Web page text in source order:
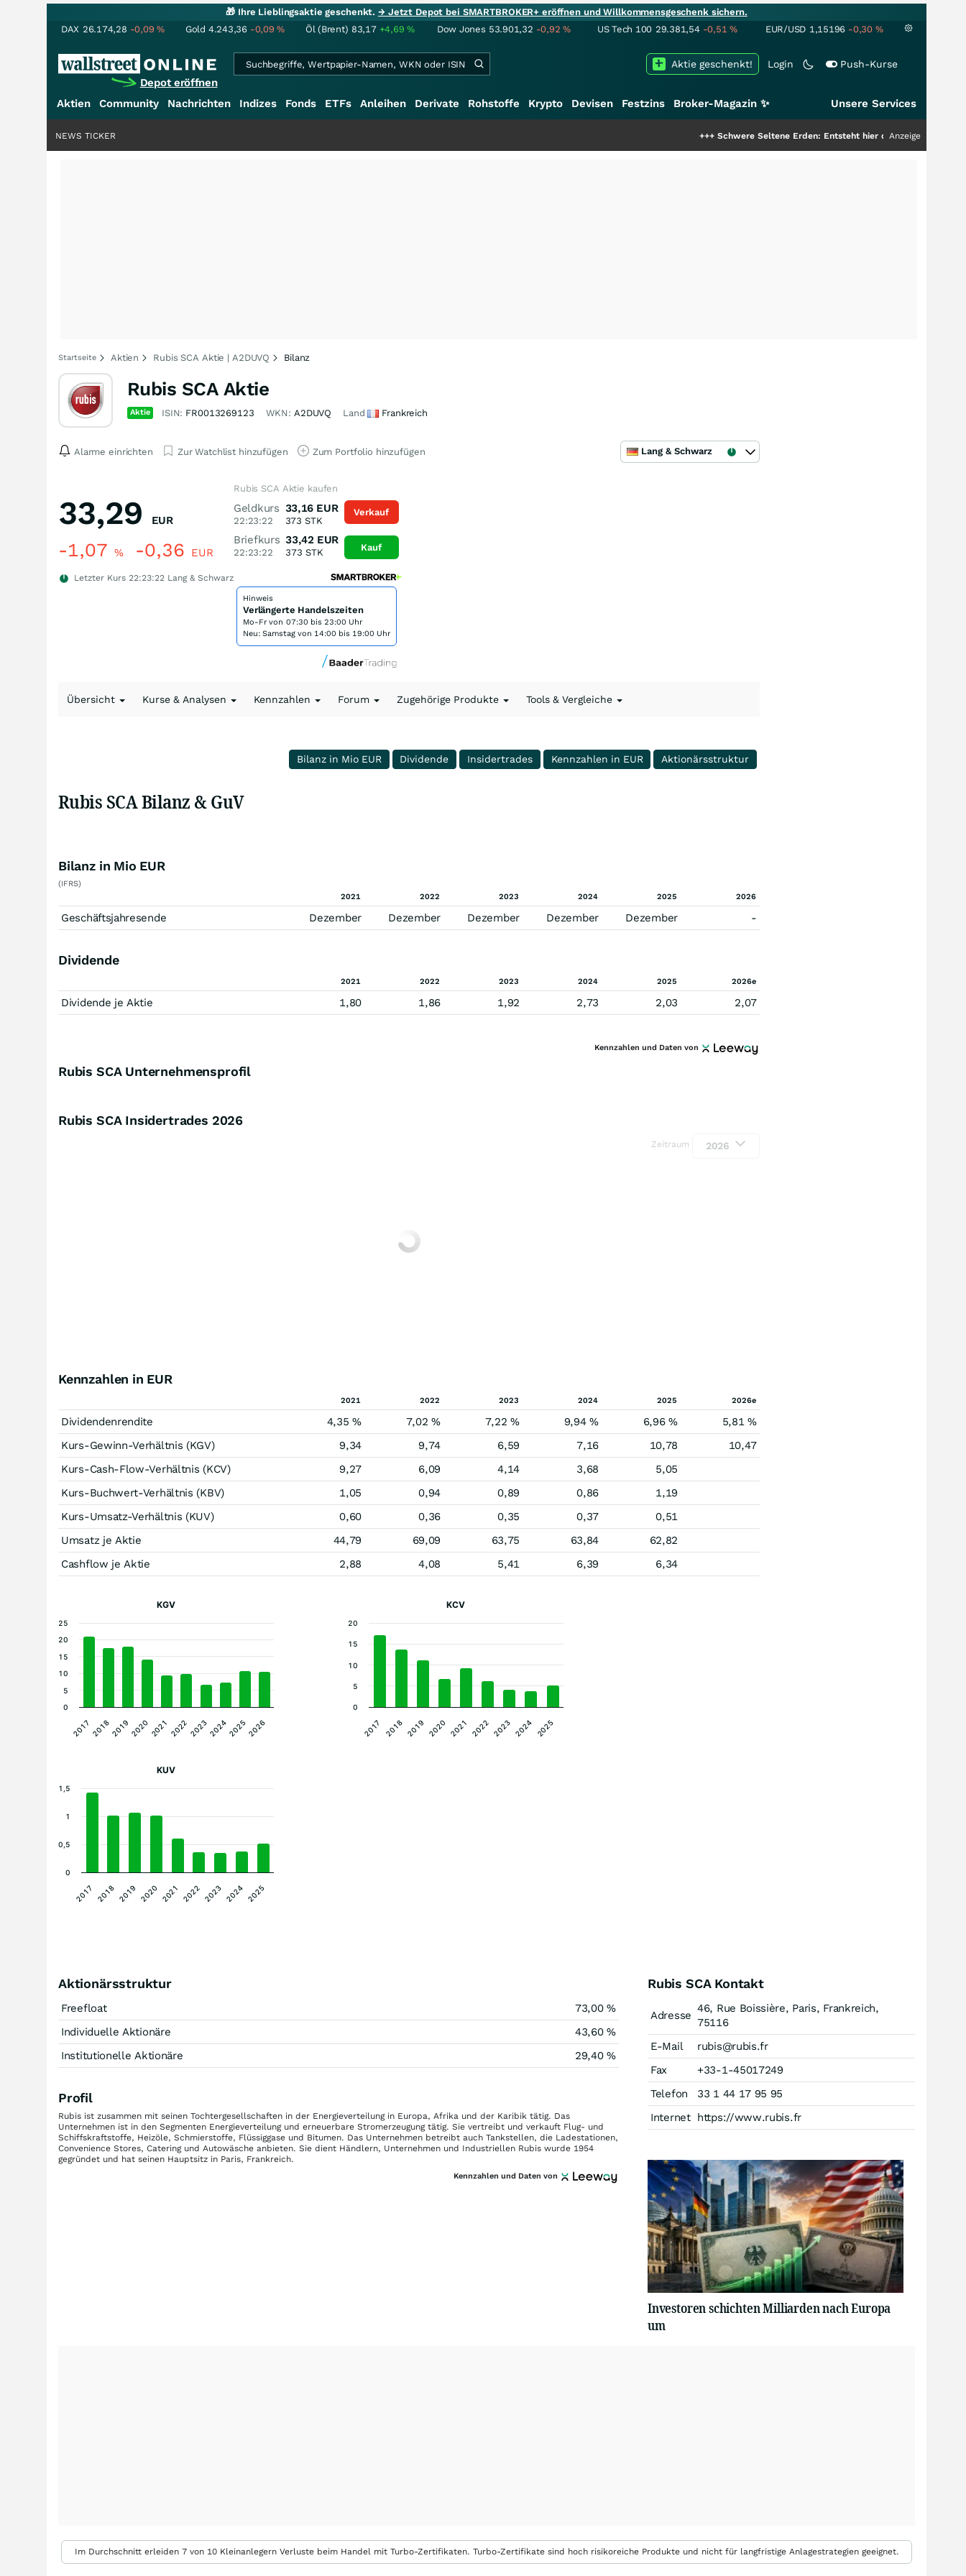
🎁 Ihre Lieblingsaktie geschenkt.→ Jetzt Depot bei SMARTBROKER+ eröffnen und Willkommensgeschenk sichern.
DAX 26.174,28 -0,09% Gold 4.243,36 -0,09% Öl (Brent) 83,17 +4,69% Dow Jones 53.901,32 -0,92% US Tech 100 29.381,54 -0,51% EUR/USD 1,15196 -0,30 %
Depot eröffnen
Login Push-Kurse
Aktie geschenkt!
Aktien Community Nachrichten Indizes Fonds ETFs Anleihen Derivate Rohstoffe Krypto Devisen Festzins Broker-Magazin ✨ Unsere Services
Schwere Seltene Erden: Entsteht hier die nächste Milliardenstory?
Anzeige
NEWS TICKER
Startseite Aktien Rubis SCA Aktie | A2DUVQ Bilanz
Rubis SCA Aktie
Aktie ISIN: FR0013269123 WKN: A2DUVQ Land Frankreich
Alarme einrichten Zur Watchlist hinzufügen Zum Portfolio hinzufügen Lang & Schwarz
33,29 EUR
-1,07 % -0,36 EUR
Letzter Kurs 22:23:22 Lang & Schwarz
Rubis SCA Aktie kaufen
Geldkurs
22:23:22
33,16 EUR
373 STK
Briefkurs
22:23:22
33,42 EUR
373 STK
Verkauf
Kauf
Hinweis
Verlängerte Handelszeiten
Mo-Fr von 07:30 bis 23:00 Uhr
Neu: Samstag von 14:00 bis 19:00 Uhr
Übersicht Kurse & Analysen Kennzahlen Forum Zugehörige Produkte Tools & Vergleiche
Bilanz in Mio EUR Dividende Insidertrades Kennzahlen in EUR Aktionärsstruktur
Rubis SCA Bilanz & GuV
Bilanz in Mio EUR
(IFRS)
2021
2022 2023 2024 2025 2026
Geschäftsjahresende Dezember Dezember Dezember Dezember Dezember -
Dividende
2021 2022 2023 2024 2025 2026e
Dividende je Aktie 1,80 1,86 1,92 2,73 2,03 2,07
Kennzahlen und Daten von
Rubis SCA Unternehmensprofil
Rubis SCA Insidertrades 2026
Zeitraum 2026
Kennzahlen in EUR
2021 2022 2023 2024 2025 2026e
Dividendenrendite 4,35 % 7,02 % 7,22 % 9,94 % 6,96 %
5,81 %
Kurs-Gewinn-Verhältnis (KGV)
9,34 9,74 6,59 7,16 10,78
10,47
Kurs-Cash-Flow-Verhältnis (KCV)
9,27 6,09 4,14 3,68
5,05
Kurs-Buchwert-Verhältnis (KBV)
1,05 0,94 0,89 0,86
1,19
Kurs-Umsatz-Verhältnis (KUV)
0,60 0,36 0,35 0,37
0,51
Umsatz je Aktie
44,79 69,09 63,75 63,84
62,82
Cashflow je Aktie
2,88 4,08 5,41 6,39 6,34
KGV
2017 201820192020 2021 20222023202420252026
0
5
10
15
20
25
KCV
2017 2018 2019 2020 2021 2022 2023 2024 2025
0
5
10
15
20
KUV
2017 2018 2019 2020 2021 2022 2023 2024 2025
0
0,5
1
1,5
Aktionärsstruktur
Freefloat
73,00 %
Individuelle Aktionäre
43,60 %
Institutionelle Aktionäre
29,40 %
Profil
Rubis ist zusammen mit seinen Tochtergesellschaften in der Energieverteilung in Europa, Afrika und der Karibik tätig. Das
Unternehmen ist in den Segmenten Energieverteilung und erneuerbare Stromerzeugung tätig. Sie vertreibt und verkauft Flug- und
Schiffskraftstoffe, Heizöle, Schmierstoffe, Flüssiggase und Bitumen. Das Unternehmen betreibt auch Tankstellen, die Ladestationen,
Convenience Stores, Catering und Autowäsche anbieten. Sie dient Händlern, Unternehmen und Industriellen Rubis wurde 1954
gegründet und hat seinen Hauptsitz in Paris, Frankreich.
Kennzahlen und Daten von
Rubis SCA Kontakt
Adresse
46, Rue Boissière, Paris, Frankreich,
75116
E-Mail
rubis@rubis.fr
Fax
+33-1-45017249
Telefon
33 1 44 17 95 95
Internet https://www.rubis.fr
Investoren schichten Milliarden nach Europa
um
Im Durchschnitt erleiden 7 von 10 Kleinanlegern Verluste beim Handel mit Turbo-Zertifikaten. Turbo-Zertifikate sind hoch risikoreiche Produkte und nicht für langfristige Anlagestrategien geeignet.